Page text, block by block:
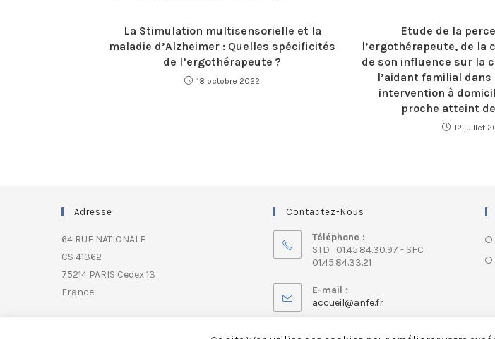
La Stimulation multisensorielle et la
maladie d’Alzheimer : Quelles spécificités
de l’ergothérapeute ?
18 octobre 2022
Etude de la
l’ergothérapeute, de la
de son influence sur la
l’aidant familial dans
intervention à
proche atteint
12 juillet
Adresse
64 RUE NATIONALE
CS 41362
75214 PARIS Cedex 13
France
Contactez-Nous
Téléphone :
STD : 01.45.84.30.97 - SFC :
01.45.84.33.21
E-mail :
accueil@anfe.fr